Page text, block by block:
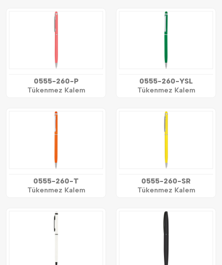
0555-260-P
Tükenmez Kalem
0555-260-YSL
Tükenmez Kalem
0555-260-T
Tükenmez Kalem
0555-260-SR
Tükenmez Kalem